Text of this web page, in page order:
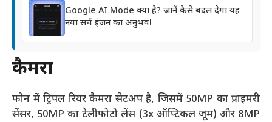
Google AI Mode क्या है? जानें कैसे बदल देगा यह
नया सर्च इंजन का अनुभव!
कैमरा
फोन में ट्रिपल रियर कैमरा सेटअप है, जिसमें 50MP का प्राइमरी
सेंसर, 50MP का टेलीफोटो लेंस (3x ऑप्टिकल जूम) और 8MP